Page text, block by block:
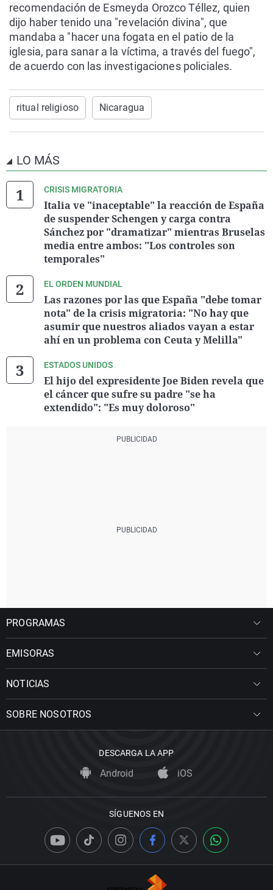
recomendación de Esmeyda Orozco Téllez, quien
dijo haber tenido una "revelación divina", que
mandaba a "hacer una fogata en el patio de la
iglesia, para sanar a la víctima, a través del fuego",
de acuerdo con las investigaciones policiales.
ritual religioso Nicaragua
LO MÁS
CRISIS MIGRATORIA
Italia ve "inaceptable" la reacción de España
de suspender Schengen y carga contra
Sánchez por "dramatizar" mientras Bruselas
media entre ambos: "Los controles son
temporales"
EL ORDEN MUNDIAL
Las razones por las que España "debe tomar
nota" de la crisis migratoria: "No hay que
asumir que nuestros aliados vayan a estar
ahí en un problema con Ceuta y Melilla"
ESTADOS UNIDOS
El hijo del expresidente Joe Biden revela que
el cáncer que sufre su padre "se ha
extendido": "Es muy doloroso"
PROGRAMAS
EMISORAS
NOTICIAS
SOBRE NOSOTROS
DESCARGA LA APP
Android iOS
SÍGUENOS EN